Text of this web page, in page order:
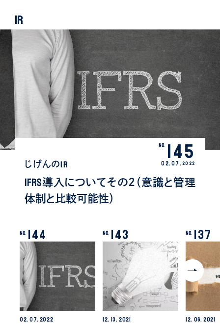
IR
No. 145
じげんのIR
IFRS導入についてその２（意識と管理
体制と比較可能性）
02.07 .2022
No. 144
02. 07. 2022
No. 143
12. 13. 2021
No. 137
12. 06. 2021